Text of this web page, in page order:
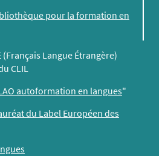
pour la formation en
(Français Langue Étrangère)
CLIL
autoformation en langues"
du Label Européen des